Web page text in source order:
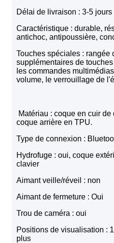
Délai de livraison : 3-5
Caractéristique : durable,
antichoc, antipoussière,
Touches spéciales : rangée
supplémentaires de
les commandes
volume, le verrouillage de
Matériau : coque en cuir
coque arrière en TPU.
Type de connexion :
Hydrofuge : oui, coque
clavier
Aimant veille/réveil : non
Aimant de fermeture : Oui
Trou de caméra : oui
Positions de visualisation :
plus